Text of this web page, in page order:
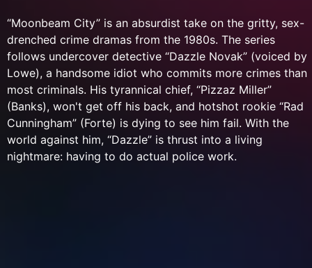
“Moonbeam City” is an absurdist take on the gritty, sex-
drenched crime dramas from the 1980s. The series
follows undercover detective “Dazzle Novak” (voiced by
Lowe), a handsome idiot who commits more crimes than
most criminals. His tyrannical chief, “Pizzaz Miller”
(Banks), won't get off his back, and hotshot rookie “Rad
Cunningham” (Forte) is dying to see him fail. With the
world against him, “Dazzle” is thrust into a living
nightmare: having to do actual police work.